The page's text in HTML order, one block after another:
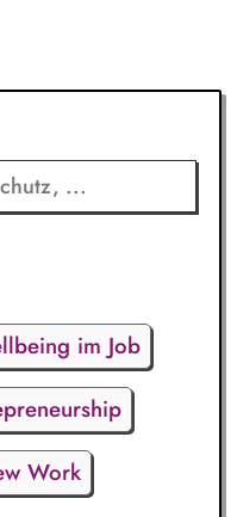
im Job
Work